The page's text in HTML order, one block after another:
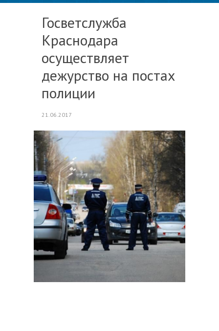
Госветслужба
Краснодара
осуществляет
дежурство на постах
полиции
21.06.2017